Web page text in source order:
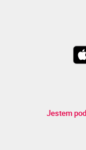
Jestem